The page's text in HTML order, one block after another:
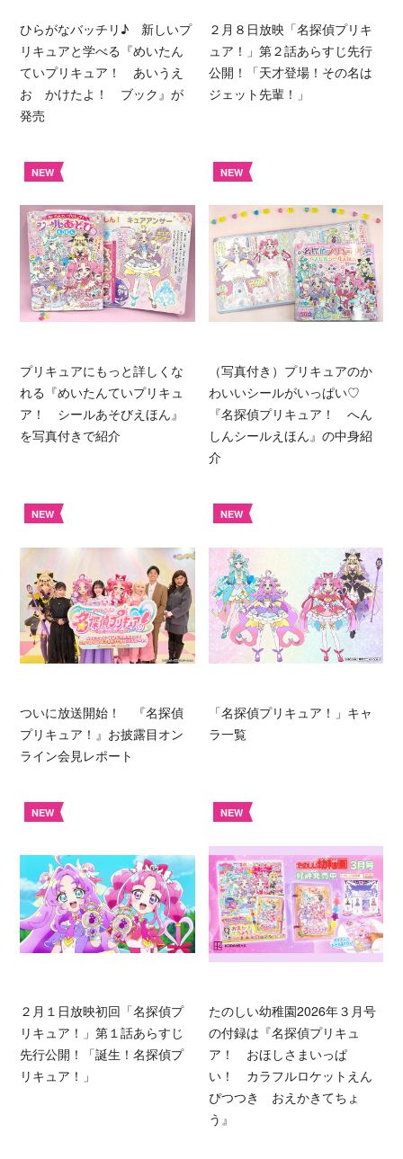
ひらがなバッチリ♪ 新しいプ
リキュアと学べる『めいたん
ていプリキュア！ あいうえ
お かけたよ！ ブック』が
発売
２月８日放映「名探偵プリキ
ュア！」第２話あらすじ先行
公開！「天才登場！その名は
ジェット先輩！」
NEW
プリキュアにもっと詳しくな
れる『めいたんていプリキュ
ア！ シールあそびえほん』
を写真付きで紹介
NEW
（写真付き）プリキュアのか
わいいシールがいっぱい♡
『名探偵プリキュア！ へん
しんシールえほん』の中身紹
介
NEW
ついに放送開始！ 『名探偵
プリキュア！』お披露目オン
ライン会見レポート
NEW
「名探偵プリキュア！」キャ
ラ一覧
NEW
２月１日放映初回「名探偵プ
リキュア！」第１話あらすじ
先行公開！「誕生！名探偵プ
リキュア！」
NEW
たのしい幼稚園2026年３月号
の付録は『名探偵プリキュ
ア！ おほしさまいっぱ
い！ カラフルロケットえん
ぴつつき おえかきてちょ
う』